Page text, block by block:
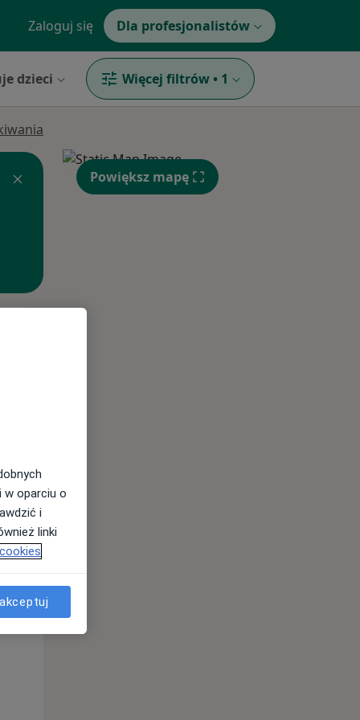
Zaloguj się Dla profesjonalistów
dzieci Więcej filtrów • 1
10 Sie
Powiększ mapę
w oparciu o
i
linki